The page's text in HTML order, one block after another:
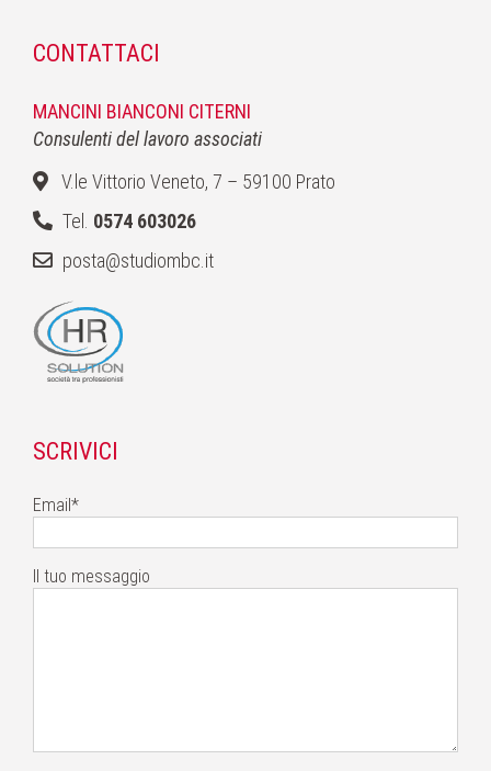
CONTATTACI
MANCINI BIANCONI CITERNI
Consulenti del lavoro associati
V.le Vittorio Veneto, 7 – 59100 Prato
Tel. 0574 603026
posta@studiombc.it
SCRIVICI
Email*
Il tuo messaggio